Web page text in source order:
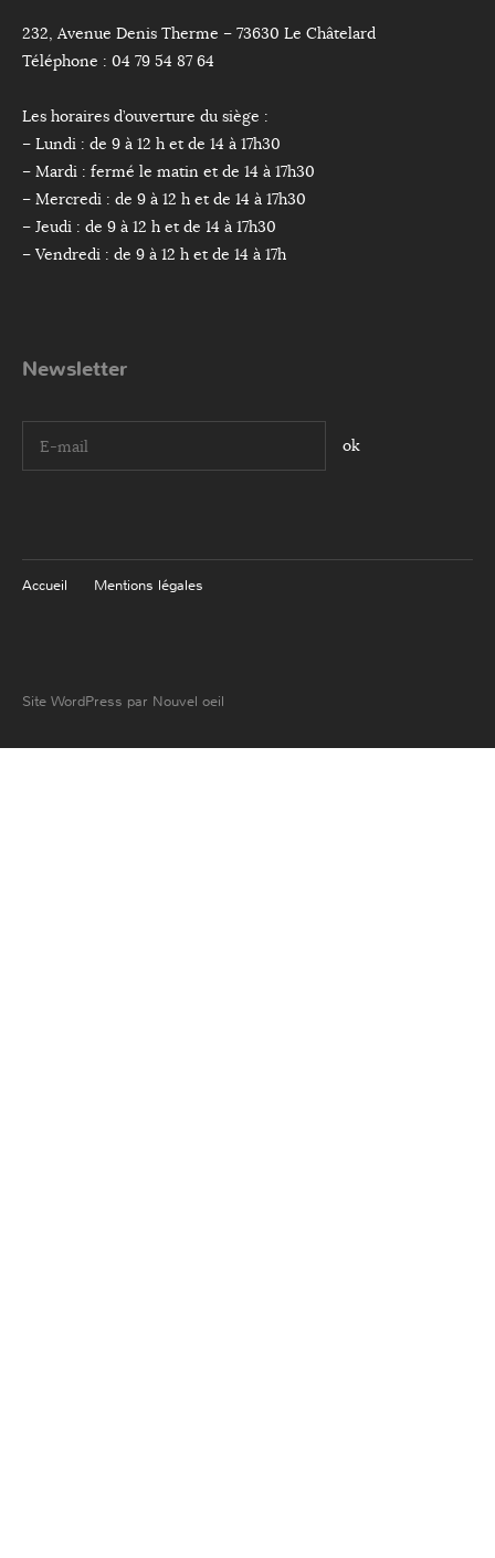
232, Avenue Denis Therme – 73630 Le Châtelard
Téléphone : 04 79 54 87 64
Les horaires d’ouverture du siège :
– Lundi : de 9 à 12 h et de 14 à 17h30
– Mardi : fermé le matin et de 14 à 17h30
– Mercredi : de 9 à 12 h et de 14 à 17h30
– Jeudi : de 9 à 12 h et de 14 à 17h30
– Vendredi : de 9 à 12 h et de 14 à 17h
Newsletter
I agree terms and conditions.*
Accueil Mentions légales
Site WordPress par Nouvel oeil